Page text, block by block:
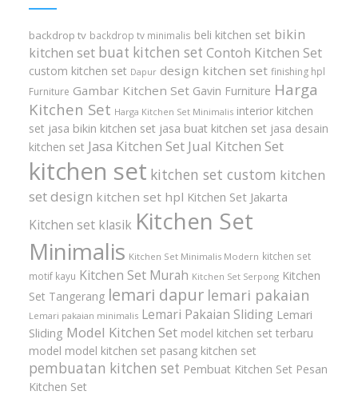
backdrop tv backdrop tv minimalis beli kitchen set bikin
kitchen set buat kitchen set Contoh Kitchen Set
custom kitchen set Dapur design kitchen set finishing hpl
Furniture Gambar Kitchen Set Gavin Furniture Harga
Kitchen Set Harga Kitchen Set Minimalis interior kitchen
set jasa bikin kitchen set jasa buat kitchen set jasa desain
kitchen set Jasa Kitchen Set Jual Kitchen Set
kitchen set kitchen set custom kitchen
set design kitchen set hpl Kitchen Set Jakarta
Kitchen set klasik Kitchen Set
Minimalis Kitchen Set Minimalis Modern kitchen set
motif kayu Kitchen Set Murah Kitchen Set Serpong Kitchen
Set Tangerang lemari dapur lemari pakaian
Lemari pakaian minimalis Lemari Pakaian Sliding Lemari
Sliding Model Kitchen Set model kitchen set terbaru
model model kitchen set pasang kitchen set
pembuatan kitchen set Pembuat Kitchen Set Pesan
Kitchen Set